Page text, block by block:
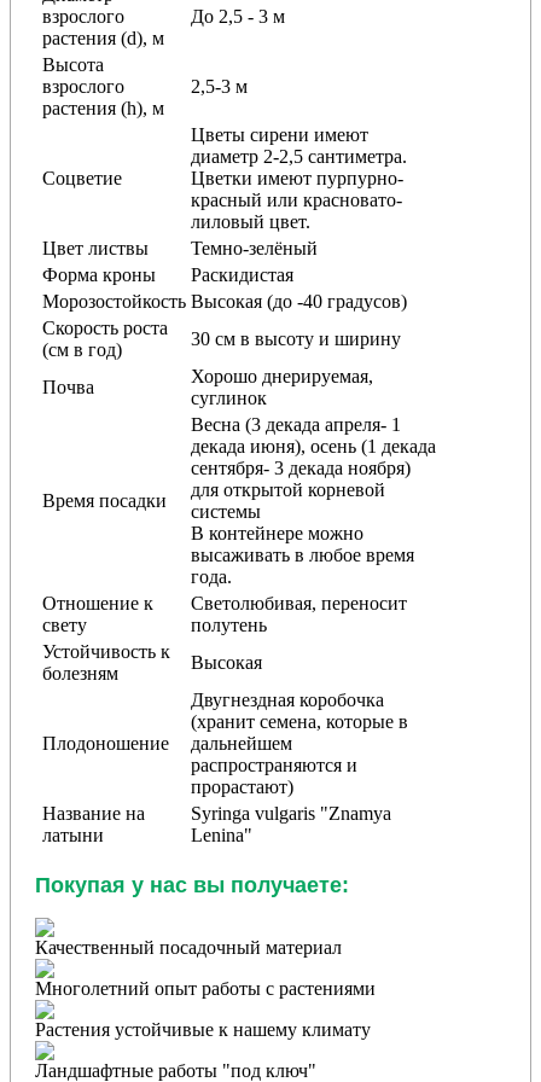
взрослого
растения (d), м
До 2,5 - 3 м
Высота
взрослого
растения (h), м
2,5-3 м
Соцветие
Цветы сирени имеют
диаметр 2-2,5 сантиметра.
Цветки имеют пурпурно-
красный или красновато-
лиловый цвет.
Цвет листвы
Темно-зелёный
Форма кроны
Раскидистая
Морозостойкость Высокая (до -40 градусов)
Скорость роста
(см в год)
30 см в высоту и ширину
Почва
Хорошо днерируемая,
суглинок
Время посадки
Весна (3 декада апреля- 1
декада июня), осень (1 декада
сентября- 3 декада ноября)
для открытой корневой
системы
В контейнере можно
высаживать в любое время
года.
Отношение к
свету
Светолюбивая, переносит
полутень
Устойчивость к
болезням
Высокая
Плодоношение
Двугнездная коробочка
(хранит семена, которые в
дальнейшем
распространяются и
прорастают)
Название на
латыни
Syringa vulgaris "Znamya
Lenina"
Покупая у нас вы получаете:
Качественный посадочный материал
Многолетний опыт работы с растениями
Растения устойчивые к нашему климату
Ландшафтные работы "под ключ"